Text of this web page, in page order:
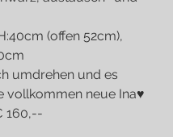
vollkommen neue Ina♥
€ 160,--